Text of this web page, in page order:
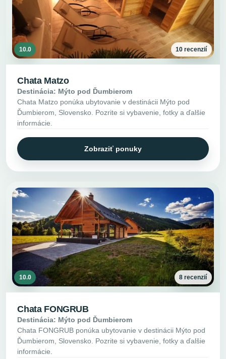
10.0 10 recenzií
Chata Matzo
Destinácia: Mýto pod Ďumbierom
Chata Matzo ponúka ubytovanie v destinácii Mýto pod
Ďumbierom, Slovensko. Pozrite si vybavenie, fotky a ďalšie
informácie.
Zobraziť ponuky
10.0 8 recenzií
Chata FONGRUB
Destinácia: Mýto pod Ďumbierom
Chata FONGRUB ponúka ubytovanie v destinácii Mýto pod
Ďumbierom, Slovensko. Pozrite si vybavenie, fotky a ďalšie
informácie.